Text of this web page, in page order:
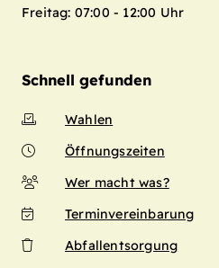
Freitag: 07:00 - 12:00 Uhr
Schnell gefunden
Wahlen
Öffnungszeiten
Wer macht was?
Terminvereinbarung
Abfallentsorgung